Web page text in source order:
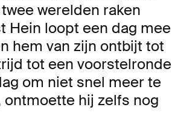
werelden raken
Hein loopt een dag mee
hem van zijn ontbijt tot
tot een voorstelronde
om niet snel meer te
ontmoette hij zelfs nog